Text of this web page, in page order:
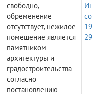
свободно,
обременение
отсутствует, нежилое
помещение является
памятником
архитектуры и
градостроительства
согласно
постановлению